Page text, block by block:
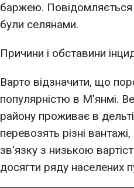
баржею.
були селянами.
Причини і обставини
Варто відзначити, що
популярністю в М'янмі.
району проживає в
перевозять різні
зв'язку з низькою
досягти ряду населених